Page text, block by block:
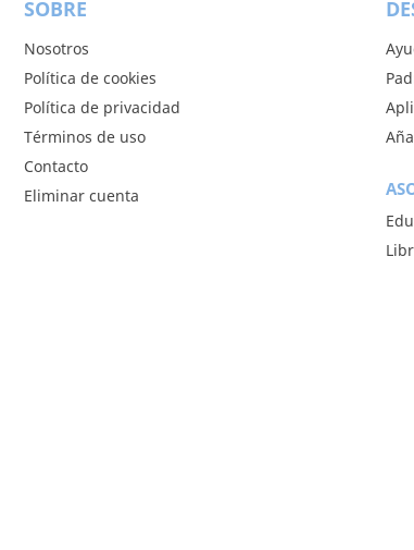
SOBRE
Nosotros
Política de cookies
Política de privacidad
Términos de uso
Contacto
Eliminar cuenta